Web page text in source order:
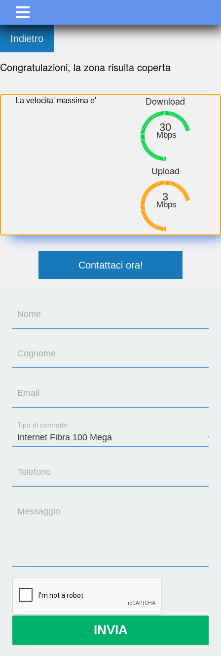
Indietro
Congratulazioni, la zona risulta coperta
La velocita' massima e'
30
Mbps
Download
3
Mbps
Upload
Contattaci ora!
Nome
Cognome
Email
Tipo di contratto
Telefono
Messaggio
INVIA